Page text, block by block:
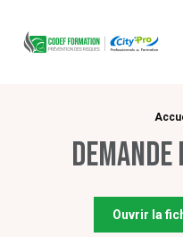
Ouvrir la